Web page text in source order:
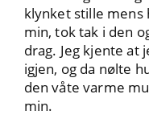
klynket stille mens
min, tok tak i den
drag. Jeg kjente at
igjen, og da nølte
den våte varme
min.